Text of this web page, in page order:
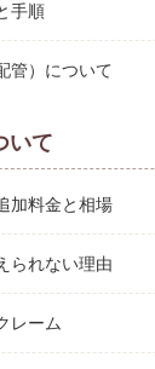
手順
管）について
いて
加料金と相場
られない理由
レーム